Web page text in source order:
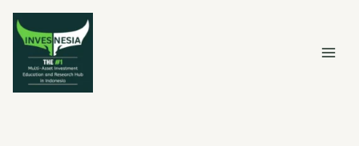
Skip
content